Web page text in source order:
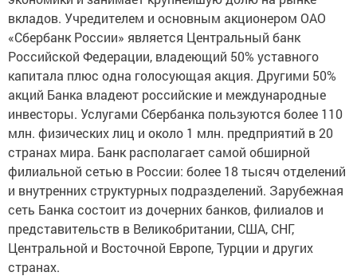
вкладов. Учредителем и основным акционером ОАО
«Сбербанк России» является Центральный банк
Российской Федерации, владеющий 50% уставного
капитала плюс одна голосующая акция. Другими 50%
акций Банка владеют российские и международные
инвесторы. Услугами Сбербанка пользуются более 110
млн. физических лиц и около 1 млн. предприятий в 20
странах мира. Банк располагает самой обширной
филиальной сетью в России: более 18 тысяч отделений
и внутренних структурных подразделений. Зарубежная
сеть Банка состоит из дочерних банков, филиалов и
представительств в Великобритании, США, СНГ,
Центральной и Восточной Европе, Турции и других
странах.